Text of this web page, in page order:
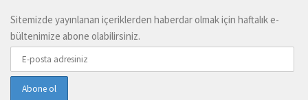
Sitemizde yayınlanan içeriklerden haberdar olmak için haftalık e-
bültenimize abone olabilirsiniz.